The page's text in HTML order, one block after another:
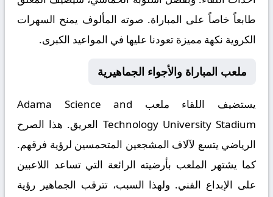
طابعاً خاصاً على المباراة. صوته المألوف يمنح السهرات
الكروية نكهة مميزة تعودنا عليها في المواعيد الكبرى.
ملعب المباراة والأجواء الجماهيرية
يستضيف اللقاء ملعب Adama Science and
Technology University Stadium العريق. هذا الصرح
الرياضي يتسع لآلاف المشجعين المتحمسين لرؤية فرقهم.
كما يشتهر الملعب بأرضيته الرائعة التي تساعد اللاعبين
على الإبداع الفني. ولهذا السبب، تترقب الجماهير رؤية